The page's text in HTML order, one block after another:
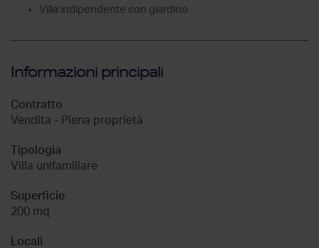
Villa indipendente con giardino
Informazioni principali
Contratto
Vendita - Piena proprietà
Tipologia
Villa unifamiliare
Superficie
200 mq
Locali